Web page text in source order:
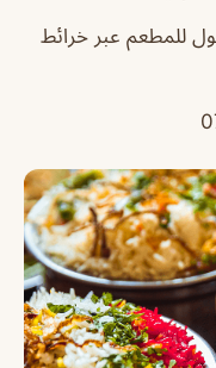
للمطعم عبر خرائط